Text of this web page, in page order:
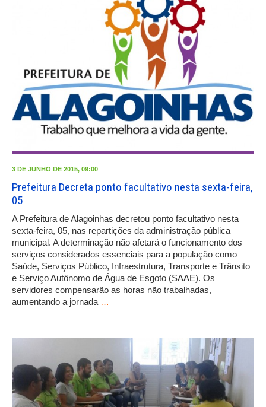
3 DE JUNHO DE 2015, 09:00
Prefeitura Decreta ponto facultativo nesta sexta-feira,
05
A Prefeitura de Alagoinhas decretou ponto facultativo nesta
sexta-feira, 05, nas repartições da administração pública
municipal. A determinação não afetará o funcionamento dos
serviços considerados essenciais para a população como
Saúde, Serviços Público, Infraestrutura, Transporte e Trânsito
e Serviço Autônomo de Água de Esgoto (SAAE). Os
servidores compensarão as horas não trabalhadas,
aumentando a jornada …